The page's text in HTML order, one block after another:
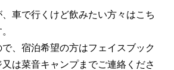
車で行くけど飲みたい方々はこち
、宿泊希望の方はフェイスブック
は菜音キャンプまでご連絡くださ